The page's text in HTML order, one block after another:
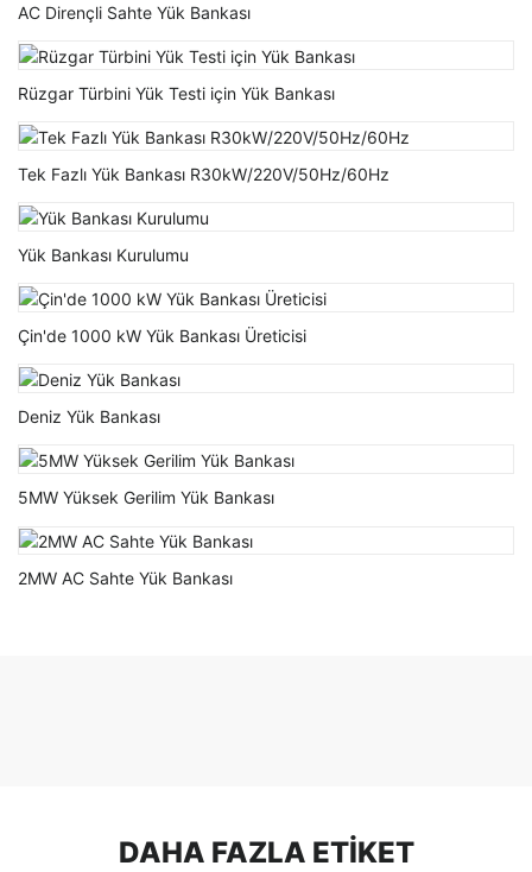
AC Dirençli Sahte Yük Bankası
Rüzgar Türbini Yük Testi için Yük Bankası
Tek Fazlı Yük Bankası R30kW/220V/50Hz/60Hz
Yük Bankası Kurulumu
Çin'de 1000 kW Yük Bankası Üreticisi
Deniz Yük Bankası
5MW Yüksek Gerilim Yük Bankası
2MW AC Sahte Yük Bankası
DAHA FAZLA ETIKET